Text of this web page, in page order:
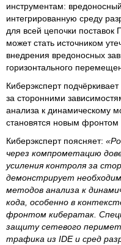
инструментам:
интегрированную среду
для всей цепочки
может стать источником
внедрения вредоносных
горизонтального
Киберэксперт
за сторонними
анализа к динамическому
становятся новым фронтом
Киберэксперт поясняет:
через компрометацию
усиления контроля за
демонстрирует
методов анализа к
кода, особенно в
фронтом кибератак.
защиту сетевого
трафика из IDE и сред